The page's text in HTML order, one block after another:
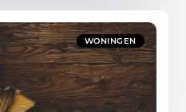
WONINGEN